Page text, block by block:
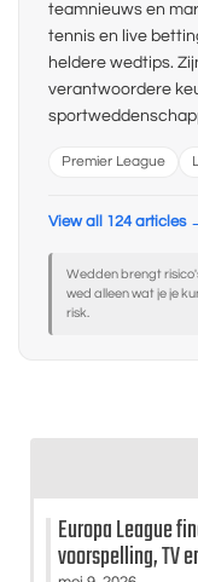
teamnieuws en
tennis en live
heldere wedtips.
verantwoordere
Premier League
View all 124 articles
Wedden brengt
wed alleen wat je je
risk.
Europa League
voorspelling, TV